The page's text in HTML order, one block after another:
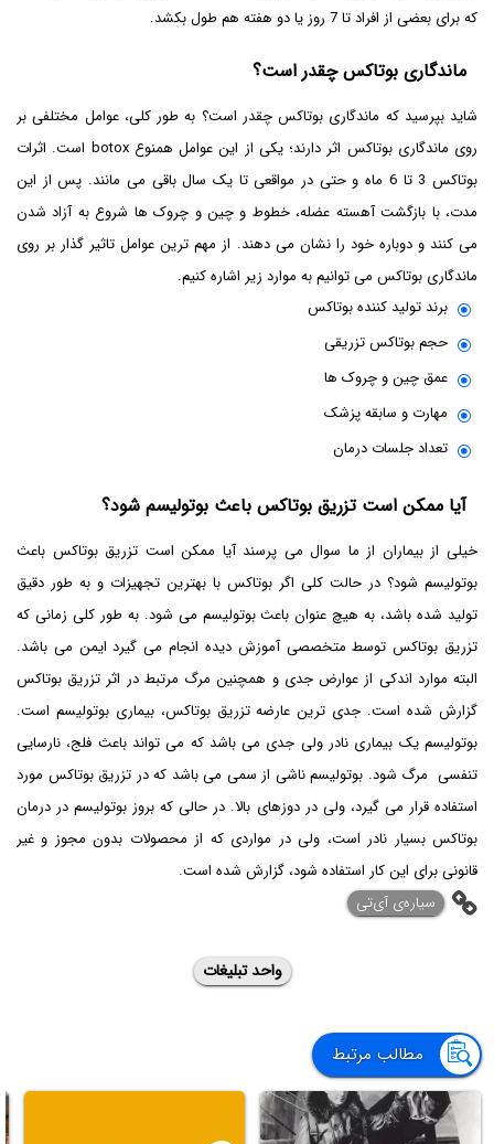
که برای بعضی از افراد تا 7 روز یا دو هفته هم طول بکشد.
ماندگاری بوتاکس چقدر است؟
شاید بپرسید که ماندگاری بوتاکس چقدر است؟ به طور کلی، عوامل مختلفی بر
روی ماندگاری بوتاکس اثر دارند؛ یکی از این عوامل همنوع botox است. اثرات
بوتاکس 3 تا 6 ماه و حتی در مواقعی تا یک سال باقی می مانند. پس از این
مدت، با بازگشت آهسته عضله، خطوط و چین و چروک ها شروع به آزاد شدن
می کنند و دوباره خود را نشان می دهند. از مهم ترین عوامل تاثیر گذار بر روی
ماندگاری بوتاکس می توانیم به موارد زیر اشاره کنیم.
برند تولید کننده بوتاکس
حجم بوتاکس تزریقی
عمق چین و چروک ها
مهارت و سابقه پزشک
تعداد جلسات درمان
آیا ممکن است تزریق بوتاکس باعث بوتولیسم شود؟
خیلی از بیماران از ما سوال می پرسند آیا ممکن است تزریق بوتاکس باعث
بوتولیسم شود؟ در حالت کلی اگر بوتاکس با بهترین تجهیزات و به طور دقیق
تولید شده باشد، به هیچ عنوان باعث بوتولیسم می شود‌. به طور کلی زمانی که
تزریق بوتاکس توسط متخصصی آموزش دیده انجام می گیرد ایمن می باشد.
البته موارد اندکی از عوارض جدی و همچنین مرگ مرتبط در اثر تزریق بوتاکس
گزارش شده است. جدی ترین عارضه تزریق بوتاکس، بیماری بوتولیسم است.
بوتولیسم یک بیماری نادر ولی جدی می باشد که می تواند باعث فلج، نارسایی
تنفسی مرگ شود. بوتولیسم ناشی از سمی می باشد که در تزریق بوتاکس مورد
استفاده قرار می گیرد، ولی در دوزهای بالا. در حالی که بروز بوتولیسم در درمان‌
بوتاکس بسیار نادر است، ولی در مواردی که از محصولات بدون مجوز و غیر
قانونی برای این کار استفاده شود، گزارش شده است.
‌سیاره‌ی آی‌تی
واحد تبلیغات
مطالب مرتبط